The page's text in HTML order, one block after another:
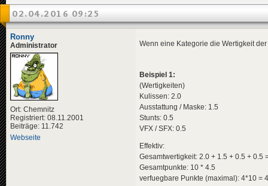
02.04.2016 09:25
Ronny
Administrator
Ort: Chemnitz
Registriert: 08.11.2001
Beiträge: 11.742
Webseite
Wenn eine Kategorie die Wertigkeit
Beispiel 1:
(Wertigkeiten)
Kulissen: 2.0
Ausstattung / Maske: 1.5
Stunts: 0.5
VFX / SFX: 0.5
Effektiv:
Gesamtwertigkeit: 2.0 + 1.5 + 0.5 + 0.5
Gesamtpunkte: 10 * 4.5
verfuegbare Punkte (maximal): 4*10 =